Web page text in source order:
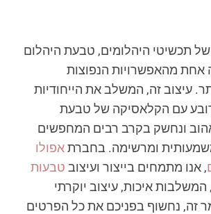
תכשיטי היהלומים, טבעת היהלום
אחת מהאפשרויות הנפוצות
עיצוב זה, המשלב את הייחודיות
עם הקלאסיקה של טבעת
ונחשק בקרב רבים המחפשים
ומרשימה. בחברתאפולו
, אנו מתמחים בייצור ועיצוב טבעות
איכות, עיצוב יוקרתי
זה, נחשוף בפניכם את כל הפרטים